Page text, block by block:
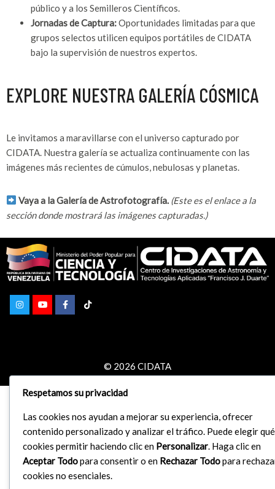
público y a los Semilleros Científicos.
Jornadas de Captura:Oportunidades limitadas para que
grupos selectos utilicen equipos portátiles de CIDATA
bajo la supervisión de nuestros expertos.
EXPLORE NUESTRA GALERÍA CÓSMICA
Le invitamos a maravillarse con el universo capturado por
CIDATA. Nuestra galería se actualiza continuamente con las
imágenes más recientes de cúmulos, nebulosas y planetas.
Vaya a la Galería de Astrofotografía. (Este es el enlace a la
sección donde mostrará las imágenes capturadas.)
© 2026 CIDATA
Respetamos su privacidad
Las cookies nos ayudan a mejorar su experiencia, ofrecer
contenido personalizado y analizar el tráfico. Puede elegir qué
cookies permitir haciendo clic en Personalizar. Haga clic en
Aceptar Todopara consentir o en Rechazar Todopara
cookies no esenciales.